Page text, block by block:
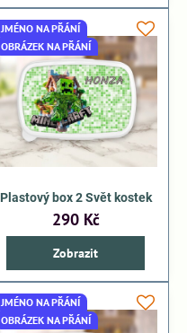
JMÉNO NA PŘÁNÍ
OBRÁZEK NA PŘÁNÍ
Plastový box 2 Svět kostek
290 Kč
Zobrazit
JMÉNO NA PŘÁNÍ
OBRÁZEK NA PŘÁNÍ